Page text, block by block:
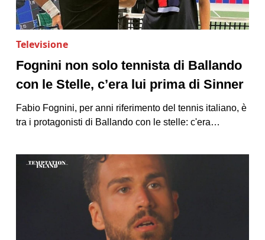
Televisione
Fognini non solo tennista di Ballando
con le Stelle, c’era lui prima di Sinner
Fabio Fognini, per anni riferimento del tennis italiano, è
tra i protagonisti di Ballando con le stelle: c'era…